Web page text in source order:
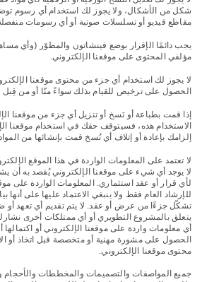
شكل من الأشكال، ولا يجوز لك استخدام أي رسوم
مقاطع فيديو أو تسلسلات صوتية أو أي رسومات
يجب دائمًا الإقرار بوضع فينشاتون والمطوّر (وأي
مؤلفي المحتوى على موقعنا الإلكتروني.
لا يجوز لك استخدام أي جزء من محتوى موقعنا
الحصول على ترخيص للقيام بذلك سواءً منّا أو من قِبل
إذا قمت بطباعة أو نَسخ أو تنزيل أي جزء من موقعنا
الاستخدام هذه، فسيتوقف حقك في استخدام موقعنا
إلزامك بإعادة أو إتلاف أي نُسخ قمت بإنشائها من
لا تعتمد على المعلومات الواردة في هذا الموقع
لا يوجد أي شيء على موقعنا الإلكتروني يُقصد به
لأي قرار أو عقد استثماري. المعلومات الواردة على
للإرشاد العام فقط ولا ينبغي الاعتماد عليها على أنها
تشكّل جزءًا من عرض أو عقد. لا يتم تقديم أي تعهد أو
يتعلق بالمشروع التطويري أو أي ممتلكات أخرى
أي معلومات واردة على موقعنا الإلكتروني أو اكتمالها
الحصول على مشورة مهنية أو متخصصة قبل اتخاذ أو
محتوى موقعنا الإلكتروني.
جميع المواصفات والتصميمات والمخططات والأحجام